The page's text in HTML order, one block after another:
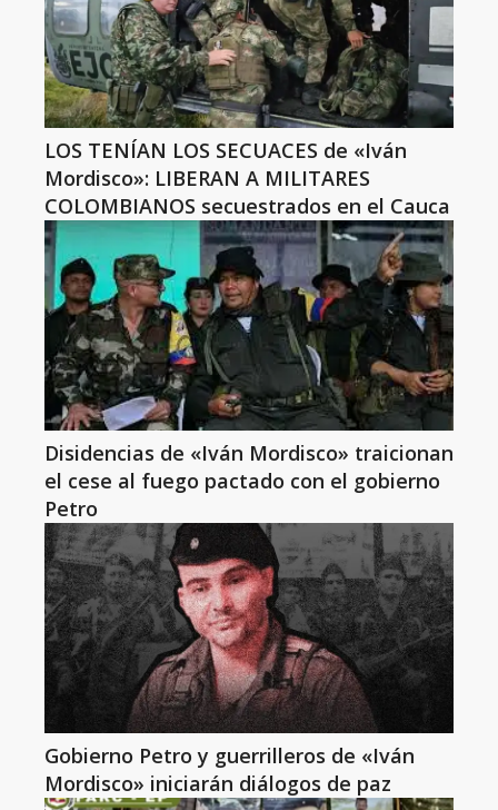
LOS TENÍAN LOS SECUACES de «Iván
Mordisco»: LIBERAN A MILITARES
COLOMBIANOS secuestrados en el Cauca
Disidencias de «Iván Mordisco» traicionan
el cese al fuego pactado con el gobierno
Petro
Gobierno Petro y guerrilleros de «Iván
Mordisco» iniciarán diálogos de paz